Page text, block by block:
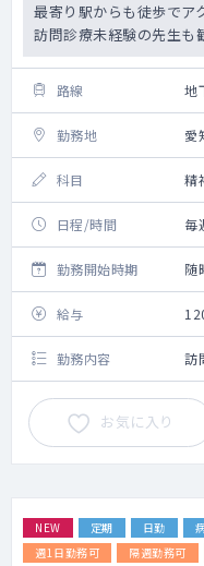
最寄り駅からも徒歩でア
訪問診療未経験の先生も
路線 地
勤務地 愛
科目 精
日程/時間 毎
勤務開始時期 随
給与
勤務内容 訪
お気に入り
NEW 定期 日勤
週1日勤務可
隔週勤務可